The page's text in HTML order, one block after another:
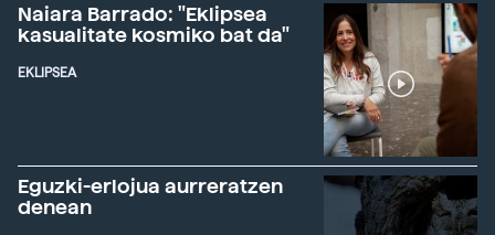
Naiara Barrado: "Eklipsea
kasualitate kosmiko bat da"
EKLIPSEA
Eguzki-erlojua aurreratzen
denean